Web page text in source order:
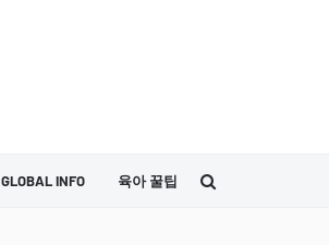
GLOBAL INFO 육아 꿀팁